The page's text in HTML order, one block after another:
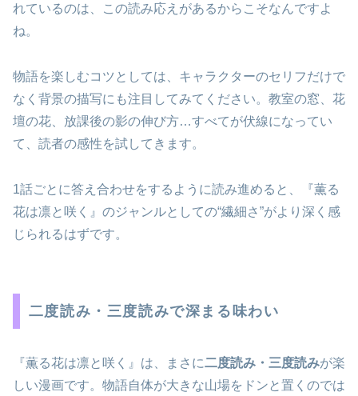
れているのは、この読み応えがあるからこそなんですよ
ね。
物語を楽しむコツとしては、キャラクターのセリフだけで
なく背景の描写にも注目してみてください。教室の窓、花
壇の花、放課後の影の伸び方…すべてが伏線になってい
て、読者の感性を試してきます。
1話ごとに答え合わせをするように読み進めると、『薫る
花は凛と咲く』のジャンルとしての“繊細さ”がより深く感
じられるはずです。
二度読み・三度読みで深まる味わい
『薫る花は凛と咲く』は、まさに二度読み・三度読みが楽
しい漫画です。物語自体が大きな山場をドンと置くのでは